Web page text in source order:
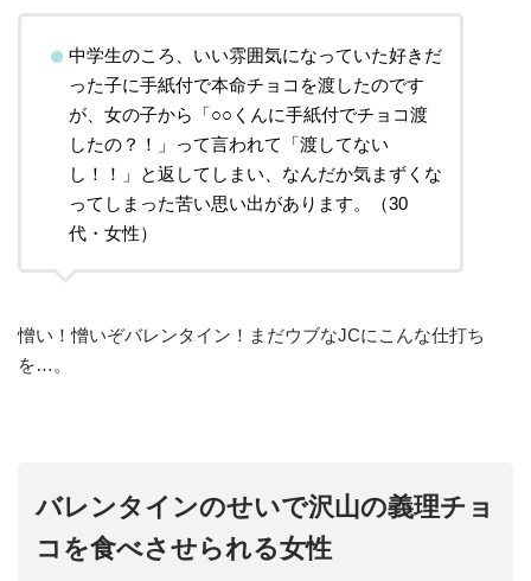
中学生のころ、いい雰囲気になっていた好きだ
った子に手紙付で本命チョコを渡したのです
が、女の子から「○○くんに手紙付でチョコ渡
したの？！」って言われて「渡してない
し！！」と返してしまい、なんだか気まずくな
ってしまった苦い思い出があります。（30
代・女性）
憎い！憎いぞバレンタイン！まだウブなJCにこんな仕打ち
を…。
バレンタインのせいで沢山の義理チョ
コを食べさせられる女性